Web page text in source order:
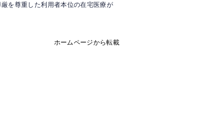
を尊重した利用者本位の在宅医療が
ホームページから転載